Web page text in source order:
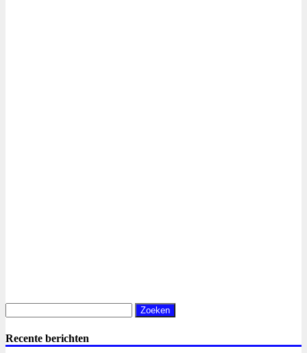
naar:
Recente berichten